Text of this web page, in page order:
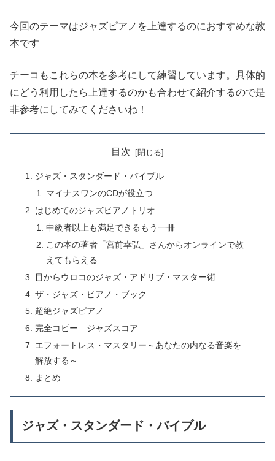
今回のテーマはジャズピアノを上達するのにおすすめな教
本です
チーコもこれらの本を参考にして練習しています。具体的
にどう利用したら上達するのかも合わせて紹介するので是
非参考にしてみてくださいね！
目次
ジャズ・スタンダード・バイブル
マイナスワンのCDが役立つ
はじめてのジャズピアノトリオ
中級者以上も満足できるもう一冊
この本の著者「宮前幸弘」さんからオンラインで教
えてもらえる
目からウロコのジャズ・アドリブ・マスター術
ザ・ジャズ・ピアノ・ブック
超絶ジャズピアノ
完全コピー ジャズスコア
エフォートレス・マスタリー～あなたの内なる音楽を
解放する～
まとめ
ジャズ・スタンダード・バイブル